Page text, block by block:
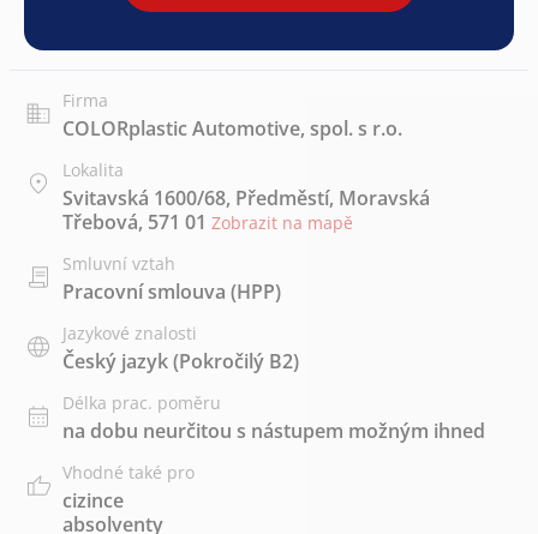
Firma
COLORplastic Automotive, spol. s r.o.
Lokalita
Svitavská 1600/68, Předměstí, Moravská
Třebová, 571 01 Zobrazit na mapě
Smluvní vztah
Pracovní smlouva (HPP)
Jazykové znalosti
Český jazyk(Pokročilý B2)
Délka prac. poměru
na dobu neurčitou s nástupem možným ihned
Vhodné také pro
cizince
absolventy